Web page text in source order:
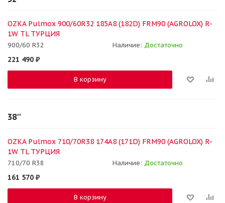
OZKA Pulmox 900/60R32 185A8 (182D) FRM90 (AGROLOX) R-
1W TL ТУРЦИЯ
900/60 R32 Наличие: Достаточно
221 490 ₽
В корзину
38''
OZKA Pulmox 710/70R38 174A8 (171D) FRM90 (AGROLOX) R-
1W TL ТУРЦИЯ
710/70 R38 Наличие: Достаточно
161 570 ₽
В корзину